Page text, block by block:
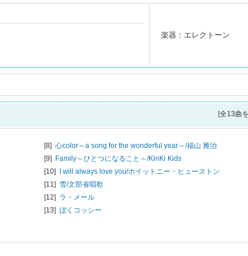
楽器：エレクトーン
[全13曲
[8] 心color～a song for the wonderful year～/福山 雅治
[9] Family～ひとつになること～/KinKi Kids
[10] I will always love you/ホイットニー・ヒューストン
[11] 雪/文部省唱歌
[12] ラ・メール
[13] ぼくコッシー